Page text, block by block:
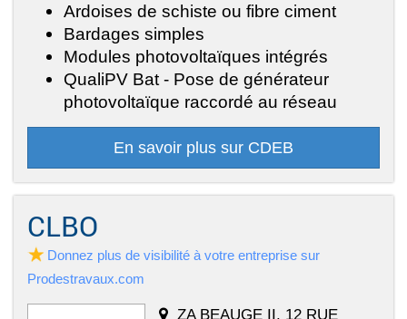
Ardoises de schiste ou fibre ciment
Bardages simples
Modules photovoltaïques intégrés
QualiPV Bat - Pose de générateur
photovoltaïque raccordé au réseau
En savoir plus sur CDEB
CLBO
Donnez plus de visibilité à votre entreprise sur
Prodestravaux.com
ZA BEAUGE II, 12 RUE